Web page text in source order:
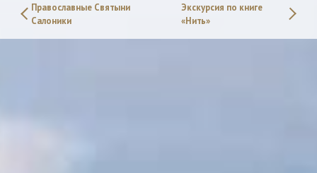
Православные Святыни
Салоники
Экскурсия по книге
«Нить»